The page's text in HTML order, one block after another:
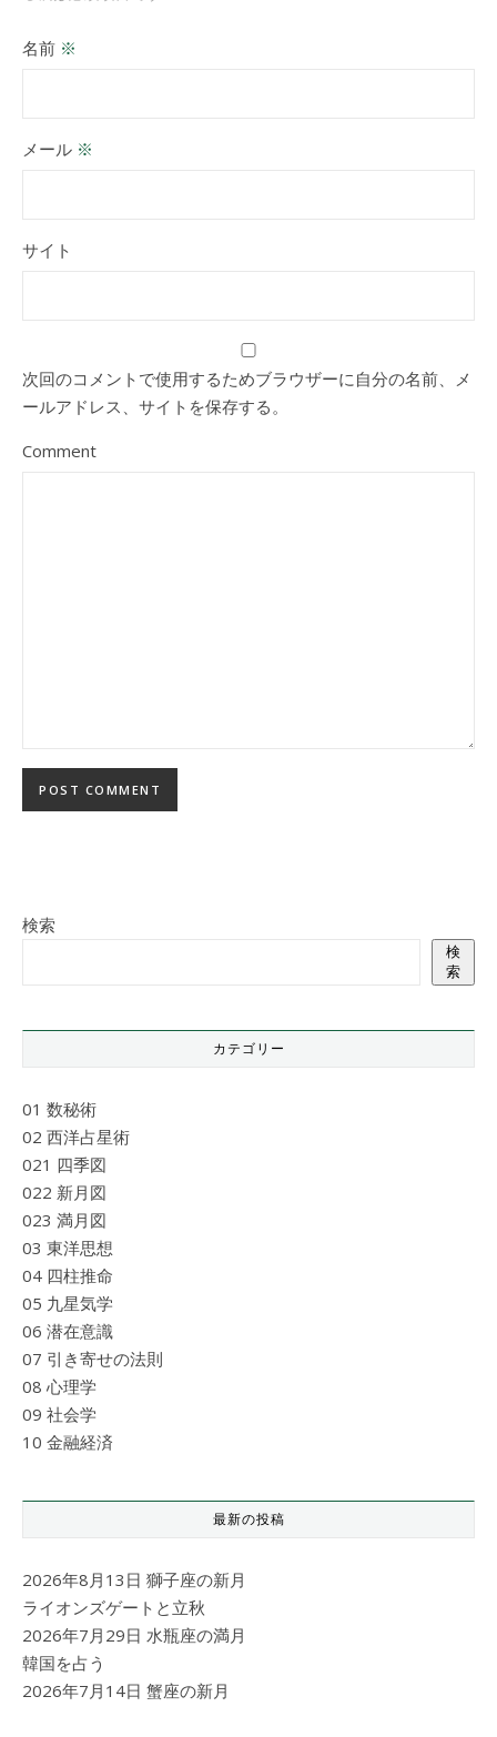
名前 ※
メール ※
サイト
次回のコメントで使用するためブラウザーに自分の名前、メ
ールアドレス、サイトを保存する。
Comment
検索
検
索
カテゴリー
01 数秘術
02 西洋占星術
021 四季図
022 新月図
023 満月図
03 東洋思想
04 四柱推命
05 九星気学
06 潜在意識
07 引き寄せの法則
08 心理学
09 社会学
10 金融経済
最新の投稿
2026年8月13日 獅子座の新月
ライオンズゲートと立秋
2026年7月29日 水瓶座の満月
韓国を占う
2026年7月14日 蟹座の新月